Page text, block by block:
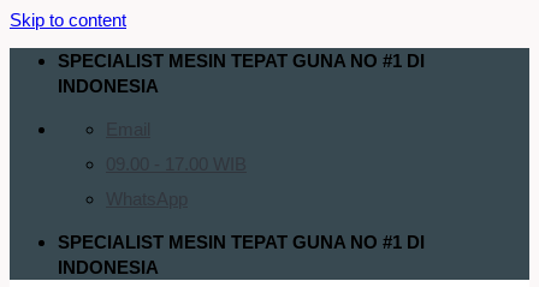
Skip to content
SPECIALIST MESIN TEPAT GUNA NO #1 DI
INDONESIA
SPECIALIST MESIN TEPAT GUNA NO #1 DI
INDONESIA